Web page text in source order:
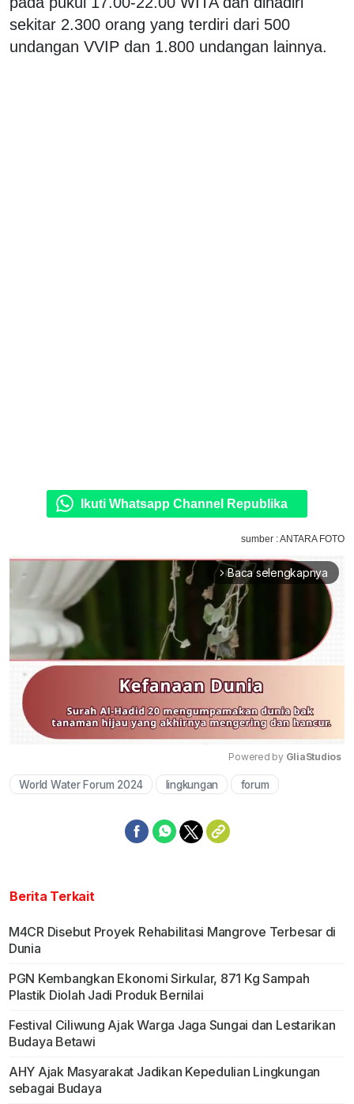
sekitar 2.300 orang yang terdiri dari 500
undangan VVIP dan 1.800 undangan lainnya.
Ikuti Whatsapp Channel Republika
sumber : ANTARA FOTO
arrow_forward_ios Baca selengkapnya
Powered by GliaStudios
World Water Forum 2024 lingkungan forum
Berita Terkait
M4CR Disebut Proyek Rehabilitasi Mangrove Terbesar di
Dunia
PGN Kembangkan Ekonomi Sirkular, 871 Kg Sampah
Plastik Diolah Jadi Produk Bernilai
Festival Ciliwung Ajak Warga Jaga Sungai dan Lestarikan
Budaya Betawi
AHY Ajak Masyarakat Jadikan Kepedulian Lingkungan
sebagai Budaya